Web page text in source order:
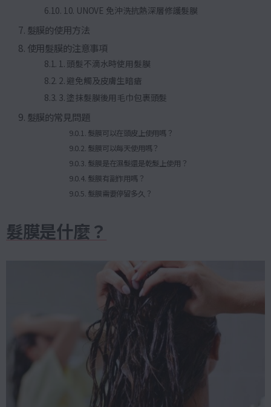
10. UNOVE 免沖洗抗熱深層修護髮膜
髮膜的使用方法
使用髮膜的注意事項
1. 頭髮不滴水時使用髮膜
2. 避免觸及皮膚生暗瘡
3. 塗抹髮膜後用毛巾包裹頭髮
髮膜的常見問題
髮膜可以在頭皮上使用嗎？
髮膜可以每天使用嗎？
髮膜是在濕髮還是乾髮上使用？
髮膜有副作用嗎？
髮膜需要停留多久？
髮膜是什麼？